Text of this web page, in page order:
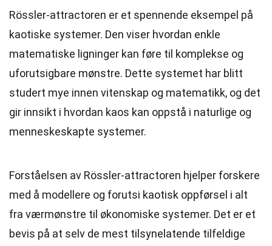
Rössler-attractoren er et spennende eksempel på
kaotiske systemer. Den viser hvordan enkle
matematiske ligninger kan føre til komplekse og
uforutsigbare mønstre. Dette systemet har blitt
studert mye innen vitenskap og matematikk, og det
gir innsikt i hvordan kaos kan oppstå i naturlige og
menneskeskapte systemer.
Forståelsen av Rössler-attractoren hjelper forskere
med å modellere og forutsi kaotisk oppførsel i alt
fra værmønstre til økonomiske systemer. Det er et
bevis på at selv de mest tilsynelatende tilfeldige